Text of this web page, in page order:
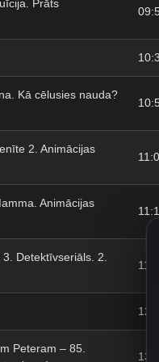
Prāts
Kā cēlusies nauda?
2. Animācijas
Animācijas
Detektīvseriāls. 2.
11:20
Peteram – 85.